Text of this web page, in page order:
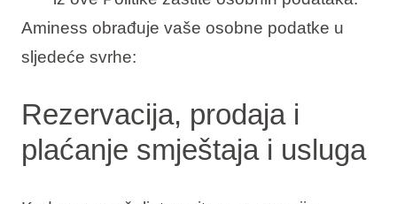
Aminess obrađuje vaše osobne podatke u
sljedeće svrhe:
Rezervacija, prodaja i
plaćanje smještaja i usluga